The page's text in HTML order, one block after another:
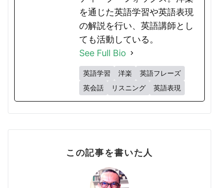
を通じた英語学習や英語表現
の解説を行い、英語講師とし
ても活動している。
See Full Bio
英語学習 洋楽
英語フレーズ
英会話
リスニング 英語表現
この記事を書いた人